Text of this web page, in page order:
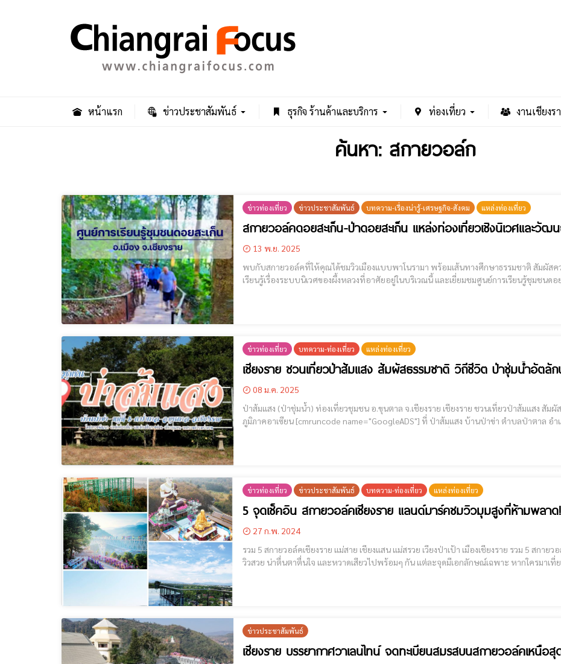
หน้าแรก ข่าวประชาสัมพันธ์ ธุรกิจ ร้านค้าและบริการ ท่องเที่ยว งานเชียงร
ค้นหา: สกายวอล์ก
ข่าวท่องเที่ยว ข่าวประชาสัมพันธ์ บทความ-เรื่องน่ารู้-เศรษฐกิจ-สังคม แหล่งท่องเที่ยว
สกายวอล์คดอยสะเก็น-ป่าดอยสะเก็น แหล่งท่องเที่ยวเชิงนิเวศและวัฒน
13 พ.ย. 2025
พบกับสกายวอล์คที่ให้คุณได้ชมวิวเมืองแบบพาโนรามา พร้อมเส้นทางศึกษาธรรมชาติ สัมผั
เรียนรู้เรื่องระบบนิเวศของผึ้งหลวงที่อาศัยอยู่ในบริเวณนี้ และเยี่ยมชมศูนย์การเรียนรู้ชุมชนดอยสะเก็น [cmruncode
ข่าวท่องเที่ยว บทความ-ท่องเที่ยว แหล่งท่องเที่ยว
เชียงราย ชวนเที่ยวป่าส้มแสง สัมผัสธรรมชาติ วิถีชีวิต ป่าชุ่มน้ำอัตลั
08 ม.ค. 2025
ป่าส้มแสง (ป่าชุ่มน้ำ) ท่องเที่ยวชุมชน อ.ขุนตาล จ.เชียงราย เชียงราย ชวนเที่ยวป่าส้มแสง สัมผัสธรรมชาติ วิถีชีวิต ป่าชุ่มน้ำอัตลักษณ์หนึ่งเดียวใน
ภูมิภาคอาเซียน [cmruncode name="GoogleADS"] ที่ ป่าส้มแสง บ้านป่าข่า ตำบลป่าตาล อำเภอขุนตาล จังหวัดเชียงราย แม้ว่าในช่วงฤดูฝนปี 67 ที่
ข่าวท่องเที่ยว ข่าวประชาสัมพันธ์ บทความ-ท่องเที่ยว แหล่งท่องเที่ยว
5 จุดเช็คอิน สกายวอล์คเชียงราย แลนด์มาร์คชมวิวมุมสูงที่ห้ามพลาด!
27 ก.พ. 2024
รวม 5 สกายวอล์คเชียงราย แม่สาย เชียงแสน แม่สรวย เวียงป่าเป้า เมืองเชียงราย รวม 5 สกายวอล์ค ใน จ.เชียงราย แลนด์มาร์คชมวิวมุมสูง บรรยากาศดี
วิวสวย น่าตื่นตาตื่นใจ และหวาดเสียวไปพร้อมๆ กัน แต่ละจุดมีเอกลักษณ์เฉพาะ หากใครมาเที่ยวเชียงรา
ข่าวประชาสัมพันธ์
เชียงราย บรรยากาศวาเลนไทน์ จดทะเบียนสมรสบนสกายวอล์คเหนือ